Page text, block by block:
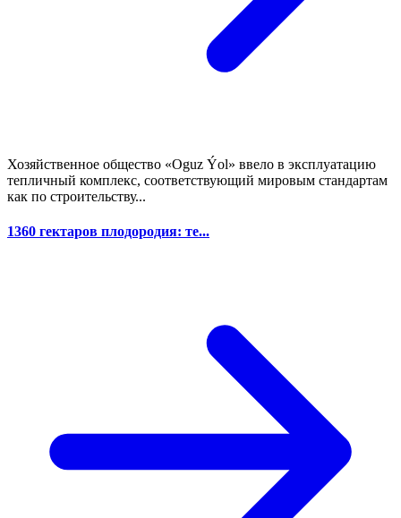
Хозяйственное общество «Oguz Ýol» ввело в эксплуатацию
тепличный комплекс, соответствующий мировым стандартам
как по строительству...
1360 гектаров плодородия: те...